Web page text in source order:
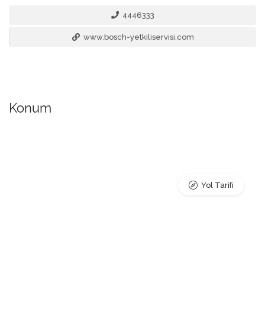
4446333
www.bosch-yetkiliservisi.com
Konum
Yol Tarifi